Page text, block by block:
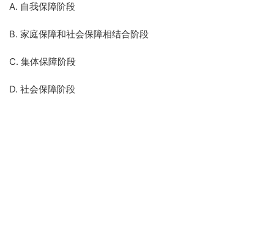
A. 自我保障阶段
B. 家庭保障和社会保障相结合阶段
C. 集体保障阶段
D. 社会保障阶段